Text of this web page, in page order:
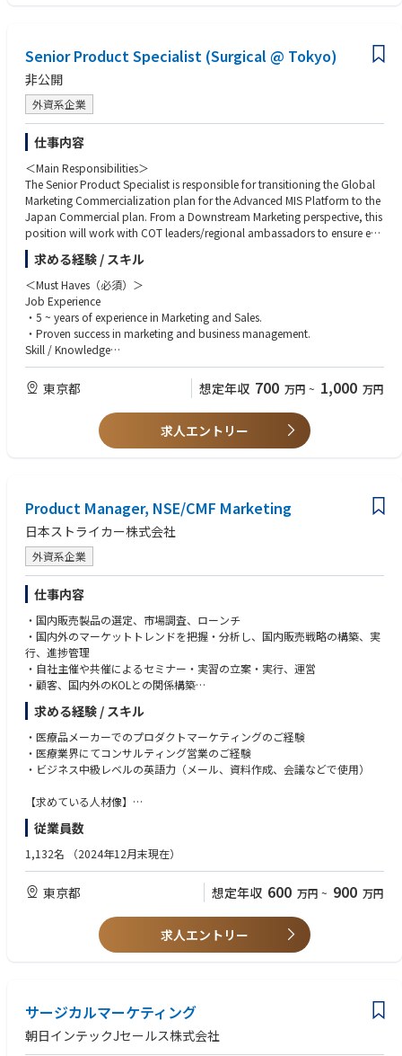
plan and all required marketing activities with appropriate planning, driv
e, and
excellence in execution. These marketing duties including Voice-of-Custo
mer,
product definitions when required, definition and execution of launch pl
ans,
c.;
・ Participate in the Medical Advisory Boards to gather proper customer i
nputs
and voice-of-customer during product/technology/clinical/marketing
development;
・ Work with the key multi-functional experts to define critical go-to-mar
ket
parameters, including pricing, segmentation, target population, market
positioning, etc. in order to maximize the growth opportunity generated
by
the new product launch.
・ Be Partner with sales & marketing teams around the world to define a
nd
ensure excellent execution of new product launch plans according to
marketing excellence standards.
・ Complain handle with QA
・ Inventory control with operation team
りますが、福利厚生含め各種制度は最新のものを、積極的に取り入れてお
ります。
Senior Product Specialist (Surgical @ Tokyo)
非公開
外資系企業
仕事内容
＜Main Responsibilities＞
The Senior Product Specialist is responsible for transitioning the Global
Marketing Commercialization plan for the Advanced MIS Platform to the
Japan Commercial plan. From a Downstream Marketing perspective, this
position will work with COT leaders/regional ambassadors to ensure exe
cution of fiscal plan while identifying and supporting market developme
nt initiatives. Within the region of responsibility, the Senior Product Speci
alist will ensure alignment to the Global Strategy, will assess and help to
build/expand functional capabilities while serving as the regional condui
t for Global Marketing, but will plan, lead and direct the marketing for th
e product portfolio.
This highly visible role offers candidates an opportunity to develop and i
mplement profitable growth strategies for a key business franchise within
Medtronic. Candidates with appropriate experiences will find this positio
n rewarding & yielding multidisciplinary challenges, as well as opportuni
ties for career growth. An ideal candidate for this position will possess str
ong marketing, healthcare, & managerial experiences with notable strate
【Upstream Marketing】
・Identification of upstream opportunities for market including organic
and inorganic opportunity assessment
【Downstream Marketing】
・Identify and support market development initiatives
・Develop strategies and execute marketing plans and programs, both s
hort-and long-term, to ensure the profitable growth and market share of
the assigned portfolio.
【Information Technology Service and Data Solution Marketing】
・Build strategies and execute data management business including AI te
chnologies
【Strategic Input】
・Voice of region within PMT
・Develop promotional strategies, sales support materials, educational
aids, etc. to grow market share to ensure sales excellence.
・Oversee the development of customer satisfaction survey and needs as
sessment to continuously improve business models and communicate to
【Regional Ambassador】
・Ensure alignment to broader Surgical global strategy
・Assess and support to build/expand functional capabilities
・Conduit to regional marketers
【Department specific/Non-essential functions】
・Other duties as assigned with or without accommodation.
求める経験 / スキル
＜Must Haves（必須）＞
Job Experience
・5 ~ years of experience in Marketing and Sales.
・Proven success in marketing and business management.
Skill / Knowledge
・Team orientation, collaboration, written/oral communication, analyti
cal and customer focus, and priority
・Exceptional quantitative, analytical, written and verbal skills in English.
・Proven track record of planning, execution and results
・Executing in the Matrix, Strategic Agility, Managing Vision & Purpose, D
・Engineering degree is a plus
＜Nice to Haves＞
Job Experience
・Certification in sterile processing (e.g., CBSPD, CHL (HSPA)) is a plus as
higher than 2nd level/class which is recognized by Japanese society.
・Medical cloud service consultation is a plus
＜Working Style＞
Key element is flexibility and ability to work independently. Ability to trav
el as much as necessary for position (up to 60% travel)
東京都 想定年収 700 万円 ~ 1,000 万円
求人エントリー
Product Manager, NSE/CMF Marketing
日本ストライカー株式会社
外資系企業
仕事内容
・国内販売製品の選定、市場調査、ローンチ
・国内外のマーケットトレンドを把握・分析し、国内販売戦略の構築、実
行、進捗管理
・自社主催や共催によるセミナー・実習の立案・実行、運営
・顧客、国内外のKOLとの関係構築
・営業の支援と教育、製品トレーニング
・営業、薬事、保守サービス部、顧客等による製品問合せや製品トラブル
サポート
・セールスプロモーション、プログラムの企画と実行
・製品カタログ、社内教育・研修、各種販促など資料作成
互連携
求める経験 / スキル
・医療品メーカーでのプロダクトマーケティングのご経験
・医療業界にてコンサルティング営業のご経験
・ビジネス中級レベルの英語力（メール、資料作成、会議などで使用）
【求めている人材像】
・社内・社外問わず、円滑にコミュニケーションが取れる方
・柔軟にかつ忍耐強く物事に取り組める方
・向上心があり、知識習得に意欲的な方
従業員数
1,132名 （2024年12月末現在）
東京都 想定年収 600 万円 ~ 900 万円
求人エントリー
サージカルマーケティング
朝日インテックJセールス株式会社